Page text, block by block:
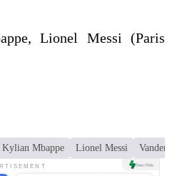
Lionel Messi (Paris
Kylian Mbappe Lionel Messi